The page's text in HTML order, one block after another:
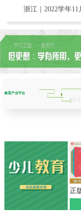
浙江｜2022学年11月
教育产业平台